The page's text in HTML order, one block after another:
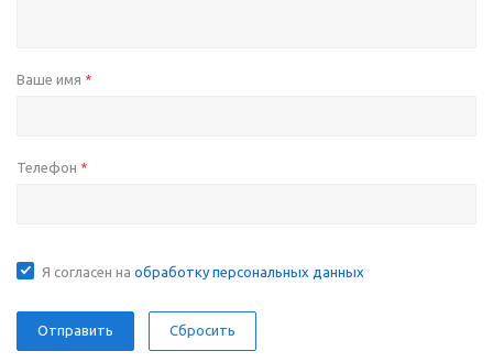
Ваше имя *
Телефон *
Я согласен на обработку персональных данных
Сбросить